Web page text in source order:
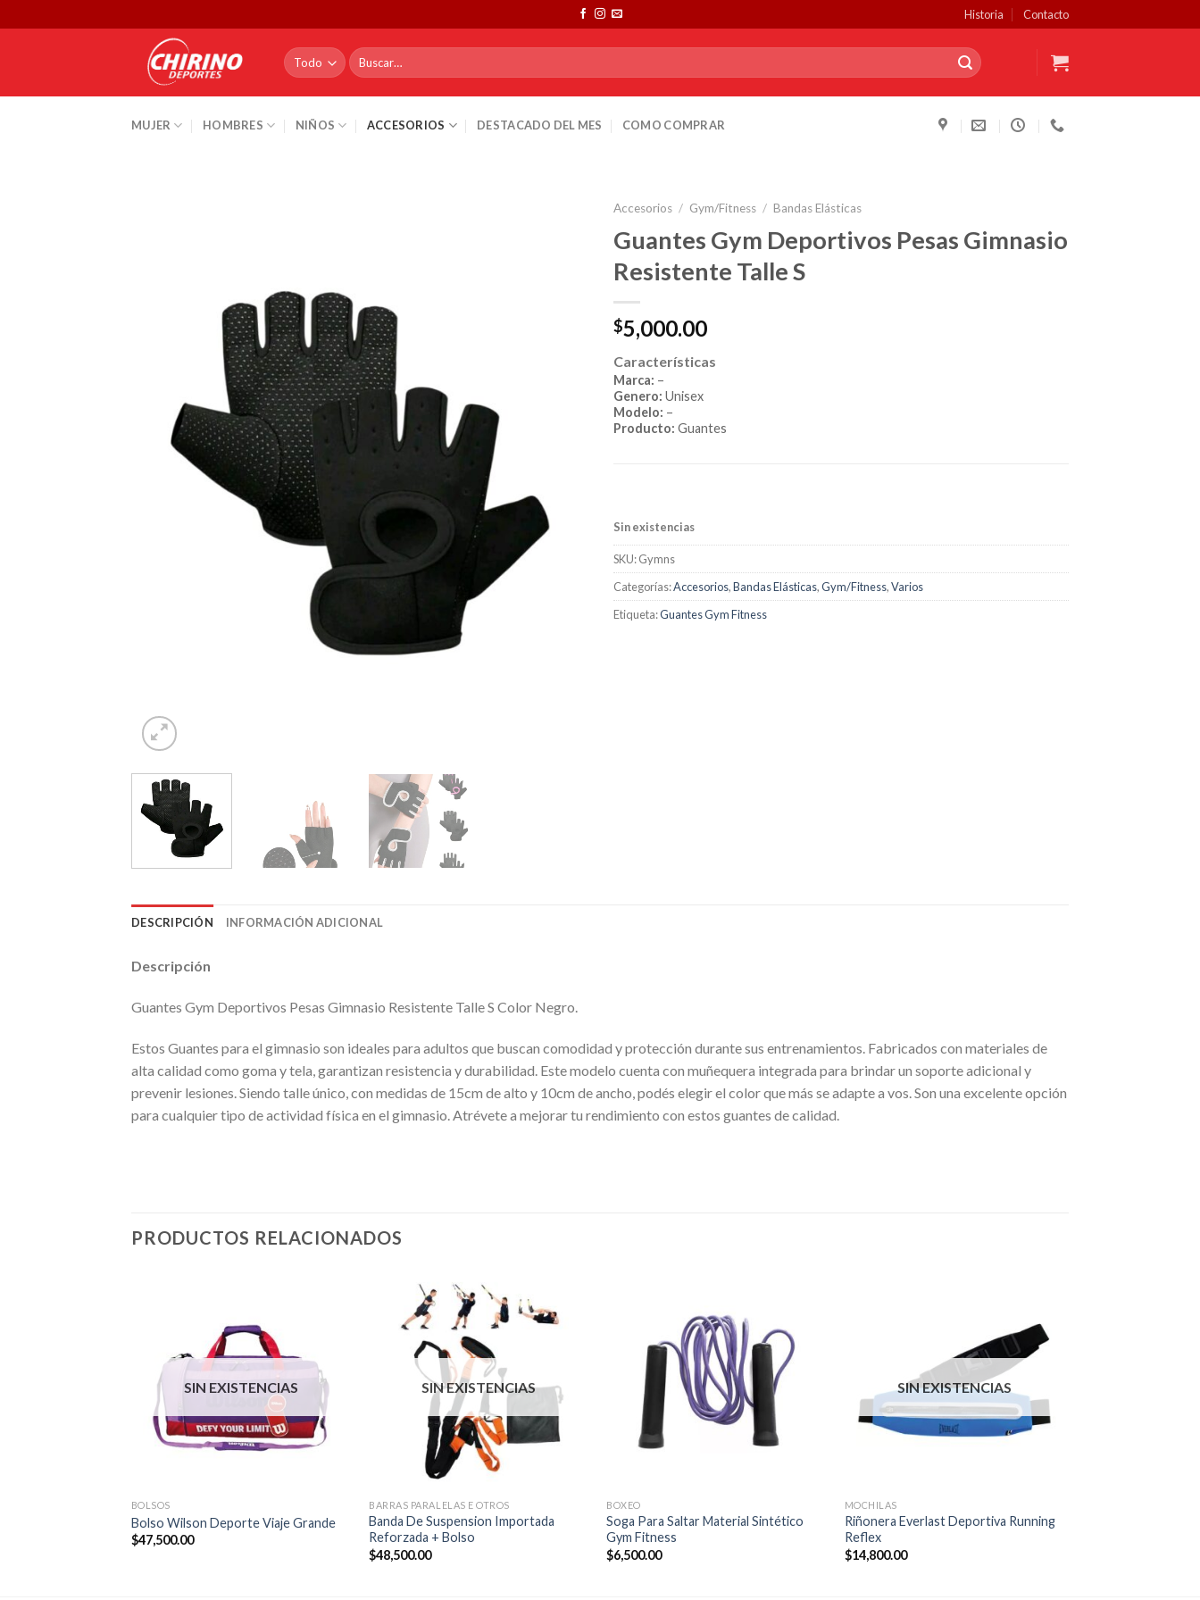
to
Historia Contacto
Buscar
por:
MUJER HOMBRES NIÑOS ACCESORIOS DESTACADO DEL MES COMO COMPRAR
Accesorios / Gym/Fitness / Bandas Elásticas
Guantes Gym Deportivos Pesas Gimnasio
Resistente Talle S
$5,000.00
Características
Marca: –
Genero: Unisex
Modelo: –
Producto: Guantes
Sin existencias
SKU:Gymns
Categorías:Accesorios,Bandas Elásticas,Gym/Fitness,Varios
Etiqueta:Guantes Gym Fitness
DESCRIPCIÓN INFORMACIÓN ADICIONAL
Descripción
Guantes Gym Deportivos Pesas Gimnasio Resistente Talle S Color Negro.
Estos Guantes para el gimnasio son ideales para adultos que buscan comodidad y protección durante sus entrenamientos. Fabricados con materiales de
alta calidad como goma y tela, garantizan resistencia y durabilidad. Este modelo cuenta con muñequera integrada para brindar un soporte adicional y
prevenir lesiones. Siendo talle único, con medidas de 15cm de alto y 10cm de ancho, podés elegir el color que más se adapte a vos. Son una excelente opción
para cualquier tipo de actividad física en el gimnasio. Atrévete a mejorar tu rendimiento con estos guantes de calidad.
PRODUCTOS RELACIONADOS
SIN EXISTENCIAS
BOLSOS
Bolso Wilson Deporte Viaje Grande
$47,500.00
SIN EXISTENCIAS
BARRAS PARALELAS E OTROS
Banda De Suspension Importada
Reforzada + Bolso
$48,500.00
BOXEO
Soga Para Saltar Material Sintético
Gym Fitness
$6,500.00
SIN EXISTENCIAS
MOCHILAS
Riñonera Everlast Deportiva Running
Reflex
$14,800.00